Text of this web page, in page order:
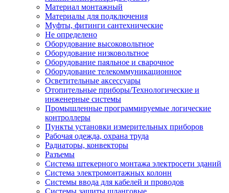
Материал монтажный
Материалы для подключения
Муфты, фитинги сантехнические
Не определено
Оборудование высоковольтное
Оборудование низковольтное
Оборудование паяльное и сварочное
Оборудование телекоммуникационное
Осветительные аксессуары
Отопительные приборы/Технологические и
инженерные системы
Промышленные программируемые логические
контроллеры
Пункты установки измерительных приборов
Рабочая одежда, охрана труда
Радиаторы, конвекторы
Разъемы
Система штекерного монтажа электросети зданий
Система электромонтажных колонн
Системы ввода для кабелей и проводов
Системы защиты шланговые